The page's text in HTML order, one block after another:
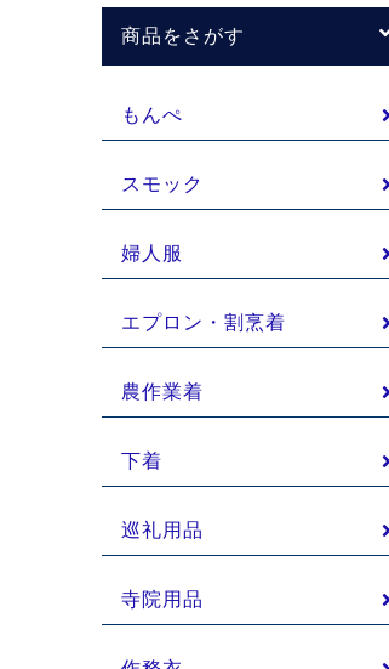
商品をさがす
もんぺ
スモック
婦人服
エプロン・割烹着
農作業着
下着
巡礼用品
寺院用品